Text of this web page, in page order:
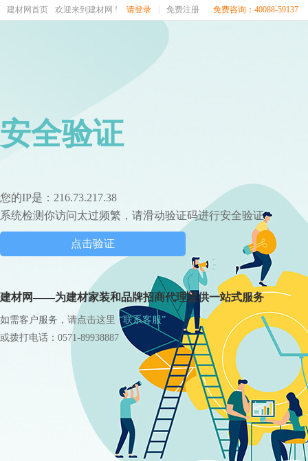
建材网首页 欢迎来到建材网 ! 请登录 免费注册 免费咨询：40088-59137
安全验证
您的IP是：216.73.217.38
系统检测你访问太过频繁，请滑动验证码进行安全验证
点击验证
建材网——为建材家装和品牌招商代理提供一站式服务
如需客户服务，请点击这里 “联系客服”
或拨打电话：0571-89938887